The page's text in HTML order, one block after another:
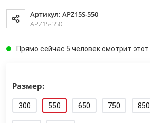
Артикул: APZ15S-550
APZ15-550
Прямо сейчас 5 человек смотрит
Размер:
300 550 650 750 850